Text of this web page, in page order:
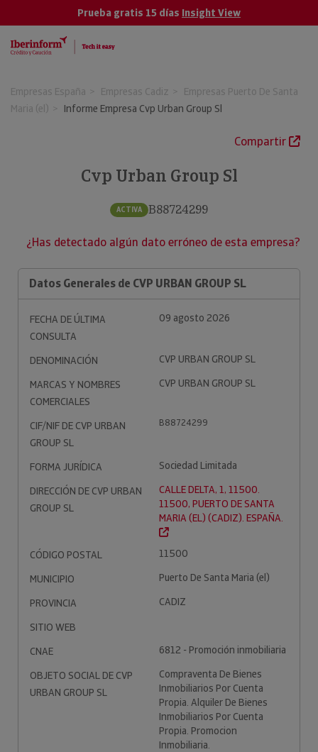
Prueba gratis 15 días Insight View
Empresas España Empresas Cadiz
Empresas Puerto De Santa
Maria (el)
Informe Empresa Cvp Urban Group Sl
Compartir
Cvp Urban Group Sl
ACTIVA B88724299
¿Has detectado algún dato erróneo de esta empresa?
Datos Generales de CVP URBAN GROUP SL
FECHA DE ÚLTIMA
CONSULTA
09 agosto 2026
DENOMINACIÓN
CVP URBAN GROUP SL
MARCAS Y NOMBRES
COMERCIALES
CVP URBAN GROUP SL
CIF/NIF DE CVP URBAN
GROUP SL
B88724299
FORMA JURÍDICA
Sociedad Limitada
DIRECCIÓN DE CVP URBAN
GROUP SL
CALLE DELTA, 1, 11500.
11500, PUERTO DE SANTA
MARIA (EL) (CADIZ). ESPAÑA.
CÓDIGO POSTAL
11500
MUNICIPIO
Puerto De Santa Maria (el)
PROVINCIA
CADIZ
SITIO WEB
CNAE
6812 - Promoción inmobiliaria
OBJETO SOCIAL DE CVP
URBAN GROUP SL
Compraventa De Bienes
Inmobiliarios Por Cuenta
Propia. Alquiler De Bienes
Inmobiliarios Por Cuenta
Propia. Promocion
Inmobiliaria.